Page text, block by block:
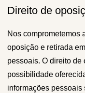
Direito de
Nos comprometemos
oposição e retirada
pessoais. O direito de
possibilidade
informações pessoais